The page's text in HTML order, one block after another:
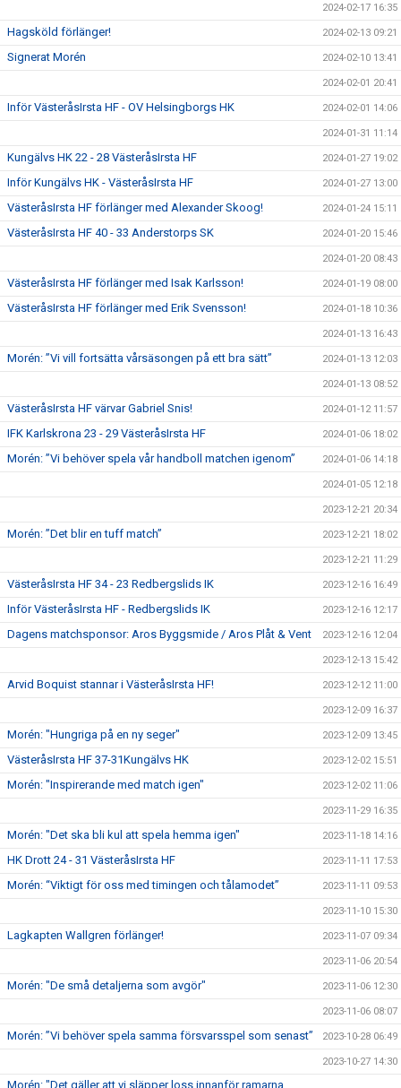
2024-02-17 16:35
Hagsköld förlänger! 2024-02-13 09:21
Signerat Morén 2024-02-10 13:41
2024-02-01 20:41
Inför VästeråsIrsta HF - OV Helsingborgs HK 2024-02-01 14:06
2024-01-31 11:14
Kungälvs HK 22 - 28 VästeråsIrsta HF 2024-01-27 19:02
Inför Kungälvs HK - VästeråsIrsta HF 2024-01-27 13:00
VästeråsIrsta HF förlänger med Alexander Skoog! 2024-01-24 15:11
VästeråsIrsta HF 40 - 33 Anderstorps SK 2024-01-20 15:46
2024-01-20 08:43
VästeråsIrsta HF förlänger med Isak Karlsson! 2024-01-19 08:00
VästeråsIrsta HF förlänger med Erik Svensson! 2024-01-18 10:36
2024-01-13 16:43
Morén: ”Vi vill fortsätta vårsäsongen på ett bra sätt” 2024-01-13 12:03
2024-01-13 08:52
VästeråsIrsta HF värvar Gabriel Snis! 2024-01-12 11:57
IFK Karlskrona 23 - 29 VästeråsIrsta HF 2024-01-06 18:02
Morén: ”Vi behöver spela vår handboll matchen igenom” 2024-01-06 14:18
2024-01-05 12:18
2023-12-21 20:34
Morén: ”Det blir en tuff match” 2023-12-21 18:02
2023-12-21 11:29
VästeråsIrsta HF 34 - 23 Redbergslids IK 2023-12-16 16:49
Inför VästeråsIrsta HF - Redbergslids IK 2023-12-16 12:17
Dagens matchsponsor: Aros Byggsmide / Aros Plåt & Vent 2023-12-16 12:04
2023-12-13 15:42
Arvid Boquist stannar i VästeråsIrsta HF! 2023-12-12 11:00
2023-12-09 16:37
Morén: "Hungriga på en ny seger" 2023-12-09 13:45
VästeråsIrsta HF 37-31Kungälvs HK 2023-12-02 15:51
Morén: "Inspirerande med match igen" 2023-12-02 11:06
2023-11-29 16:35
Morén: "Det ska bli kul att spela hemma igen" 2023-11-18 14:16
HK Drott 24 - 31 VästeråsIrsta HF 2023-11-11 17:53
Morén: “Viktigt för oss med timingen och tålamodet” 2023-11-11 09:53
2023-11-10 15:30
Lagkapten Wallgren förlänger! 2023-11-07 09:34
2023-11-06 20:54
Morén: "De små detaljerna som avgör" 2023-11-06 12:30
2023-11-06 08:07
Morén: ”Vi behöver spela samma försvarsspel som senast” 2023-10-28 06:49
2023-10-27 14:30
Morén: "Det gäller att vi släpper loss innanför ramarna